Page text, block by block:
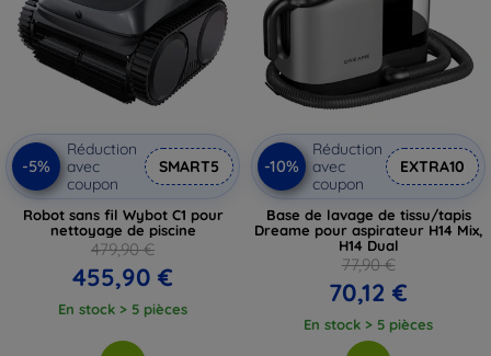
-5%
Réduction
avec
coupon
SMART5
Robot sans fil Wybot C1 pour
nettoyage de piscine
479,90 €
455,90 €
En stock > 5 pièces
-10%
Réduction
avec
coupon
EXTRA10
Base de lavage de tissu/tapis
Dreame pour aspirateur H14 Mix,
H14 Dual
77,90 €
70,12 €
En stock > 5 pièces